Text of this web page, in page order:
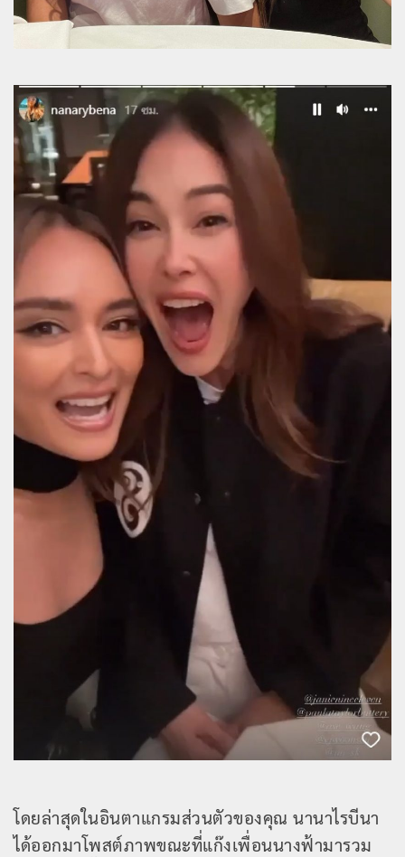
โดยล่าสุดในอินตาแกรมส่วนตัวของคุณ นานาไรบีนา
ได้ออกมาโพสต์ภาพขณะที่แก๊งเพื่อนนางฟ้ามารวม